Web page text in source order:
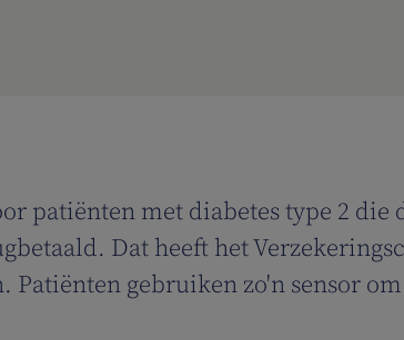
patiënten met diabetes type 2
Dat heeft het
Patiënten gebruiken zo'n sensor